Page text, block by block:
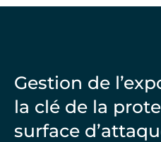
Gestion de
la clé de la
surface